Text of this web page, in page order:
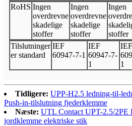
RoHS Ingen
overdrevne
skadelige
stoffer
Ingen
overdrevne
skadelige
stoffer
Ingen
stoffer
Tilslutninger
er standard
IEF
60947-7-1
IEF
60947-7-
1
IEF
1
Tidligere: UPP-H2.5 ledning-til-
Push-in-tilslutning fjederklemme
Næste: UTL Contact UPT-2.5/2PE
jordklemme elektriske stik